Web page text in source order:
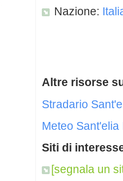
Nazione:
Altre risorse
Stradario
Meteo
Siti di
[segnala un